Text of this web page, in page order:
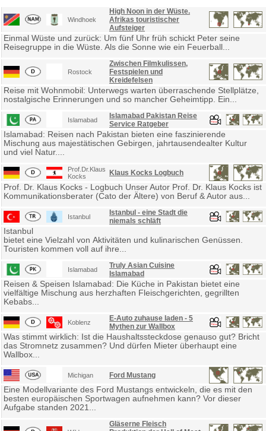
Windhoek
High Noon in der Wüste.
Afrikas touristischer
Aufsteiger
Einmal Wüste und zurück: Um fünf Uhr früh schickt Peter seine
Reisegruppe in die Wüste. Als die Sonne wie ein Feuerball...
Rostock
Zwischen Filmkulissen,
Festspielen und
Kreidefelsen
Reise mit Wohnmobil: Unterwegs warten überraschende Stellplätze,
nostalgische Erinnerungen und so mancher Geheimtipp. Ein...
Islamabad
Islamabad Pakistan Reise
Service Ratgeber
Islamabad: Reisen nach Pakistan bieten eine faszinierende
Mischung aus majestätischen Gebirgen, jahrtausendealter Kultur
und viel Natur....
Prof.Dr.Klaus
Kocks
Klaus Kocks Logbuch
Prof. Dr. Klaus Kocks - Logbuch Unser Autor Prof. Dr. Klaus Kocks ist
Kommunikationsberater (Cato der Ältere) von Beruf & Autor aus...
Istanbul
Istanbul - eine Stadt die
niemals schläft
Istanbul
bietet eine Vielzahl von Aktivitäten und kulinarischen Genüssen.
Touristen kommen voll auf ihre...
Islamabad
Truly Asian Cuisine
Islamabad
Reisen & Speisen Islamabad: Die Küche in Pakistan bietet eine
vielfältige Mischung aus herzhaften Fleischgerichten, gegrillten
Kebabs...
Koblenz
E-Auto zuhause laden - 5
Mythen zur Wallbox
Was stimmt wirklich: Ist die Haushaltssteckdose genauso gut? Bricht
das Stromnetz zusammen? Und dürfen Mieter überhaupt eine
Wallbox...
Michigan Ford Mustang
Eine Modellvariante des Ford Mustangs entwickeln, die es mit den
besten europäischen Sportwagen aufnehmen kann? Vor dieser
Aufgabe standen 2021...
Gläserne Fleisch